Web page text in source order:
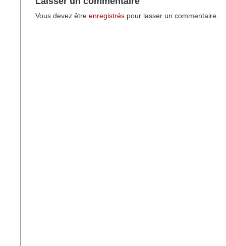
Vous devez être enregistrés pour lasser un commentaire.